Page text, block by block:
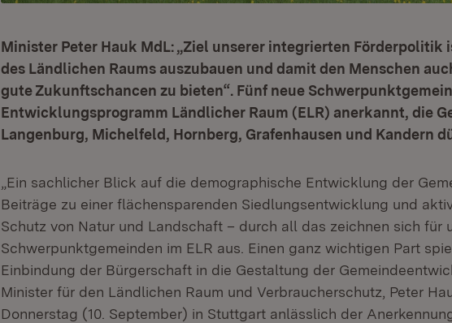
Minister Peter Hauk MdL: „Ziel unserer integrierten Förderpolitik
des Ländlichen Raums auszubauen und damit den Menschen
gute Zukunftschancen zu bieten“. Fünf neue
Entwicklungsprogramm Ländlicher Raum (ELR) anerkannt, die
Langenburg, Michelfeld, Hornberg, Grafenhausen und Kandern
„Ein sachlicher Blick auf die demographische Entwicklung der
Beiträge zu einer flächensparenden Siedlungsentwicklung und
Schutz von Natur und Landschaft – durch all das zeichnen sich für
Schwerpunktgemeinden im ELR aus. Einen ganz wichtigen Part
Einbindung der Bürgerschaft in die Gestaltung der
Minister für den Ländlichen Raum und Verbraucherschutz, Peter
Donnerstag (10. September) in Stuttgart anlässlich der